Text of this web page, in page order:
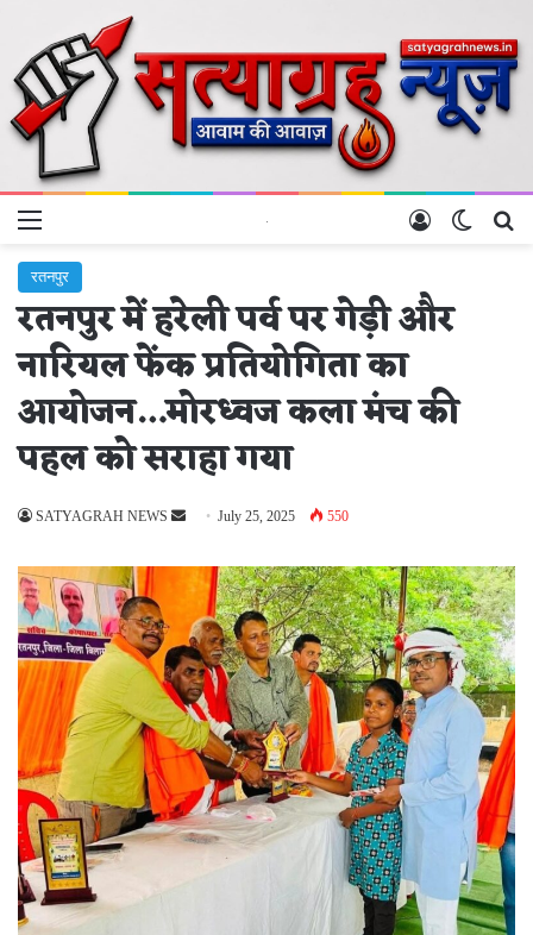
Menu Switch
Log In
रतनपुर
रतनपुर में हरेली पर्व पर गेड़ी और
नारियल फेंक प्रतियोगिता का
आयोजन…मोरध्वज कला मंच की
पहल को सराहा गया
SATYAGRAH NEWS
Send
email
July 25, 2025 550